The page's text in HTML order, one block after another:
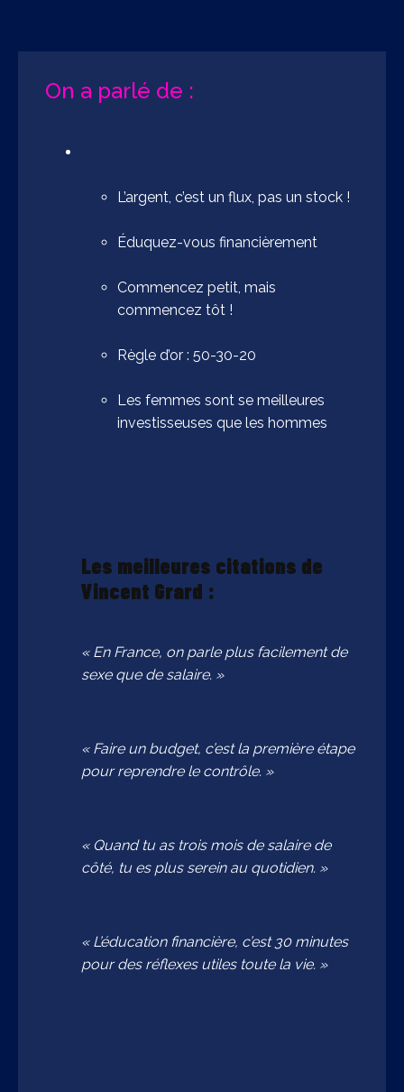
On a parlé de :
L’argent, c’est un flux, pas un stock !
Éduquez-vous financièrement
Commencez petit, mais
commencez tôt !
Règle d’or : 50-30-20
Les femmes sont se meilleures
investisseuses que les hommes
Les meilleures citations de
Vincent Grard :
« En France, on parle plus facilement de
sexe que de salaire. »
« Faire un budget, c’est la première étape
pour reprendre le contrôle. »
« Quand tu as trois mois de salaire de
côté, tu es plus serein au quotidien. »
« L’éducation financière, c’est 30 minutes
pour des réflexes utiles toute la vie. »